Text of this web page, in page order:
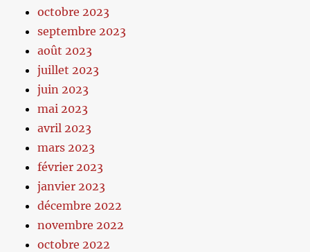
octobre 2023
septembre 2023
août 2023
juillet 2023
juin 2023
mai 2023
avril 2023
mars 2023
février 2023
janvier 2023
décembre 2022
novembre 2022
octobre 2022